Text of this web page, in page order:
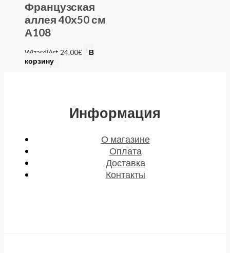
Французская
аллея 40х50 см
А108
WizardiArt 24.00€
В
корзину
Информация
О магазине
Оплата
Доставка
Контакты